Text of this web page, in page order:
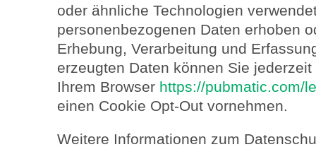
oder ähnliche Technologien
personenbezogenen Daten erhoben
Erhebung, Verarbeitung und
erzeugten Daten können Sie
Ihrem Browser https://pubmatic.com/
einen Cookie Opt-Out vornehmen.
Weitere Informationen zum